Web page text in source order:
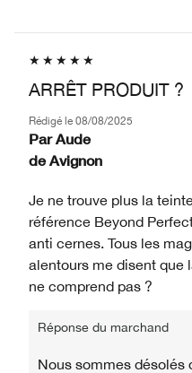
ARRÊT PRODUIT ?
Rédigé le 08/08/2025
Par Aude
de Avignon
Je ne trouve plus la
référence Beyond
anti cernes. Tous les
alentours me disent que
ne comprend pas ?
Réponse du marchand
Nous sommes désolés